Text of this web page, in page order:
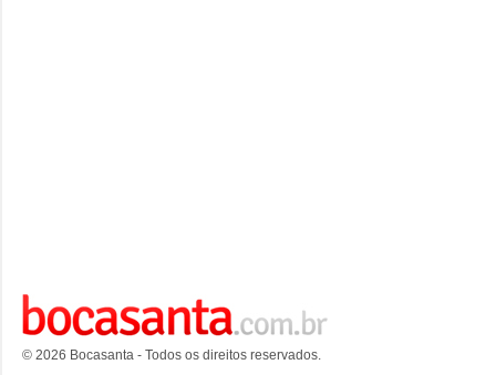
© 2026 Bocasanta - Todos os direitos reservados.